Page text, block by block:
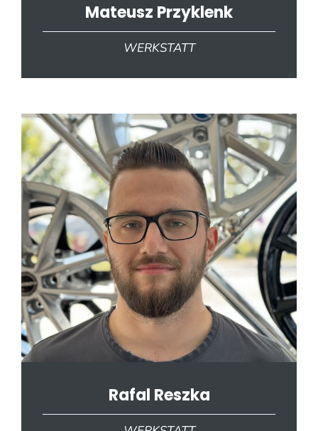
Mateusz Przyklenk
WERKSTATT
Rafal Reszka